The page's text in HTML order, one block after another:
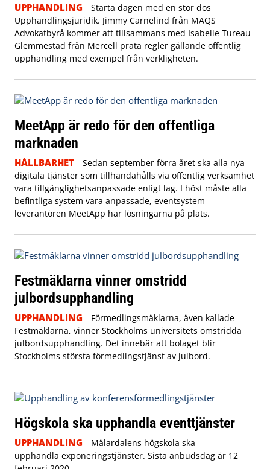
UPPHANDLING
Starta dagen med en stor dos
Upphandlingsjuridik. Jimmy Carnelind från MAQS
Advokatbyrå kommer att tillsammans med Isabelle Tureau
Glemmestad från Mercell prata regler gällande offentlig
upphandling med exempel från verkligheten.
MeetApp är redo för den offentliga
marknaden
HÅLLBARHET
Sedan september förra året ska alla nya
digitala tjänster som tillhandahålls via offentlig verksamhet
vara tillgänglighetsanpassade enligt lag. I höst måste alla
befintliga system vara anpassade, eventsystem
leverantören MeetApp har lösningarna på plats.
Festmäklarna vinner omstridd
julbordsupphandling
UPPHANDLING
Förmedlingsmäklarna, även kallade
Festmäklarna, vinner Stockholms universitets omstridda
julbordsupphandling. Det innebär att bolaget blir
Stockholms största förmedlingstjänst av julbord.
Högskola ska upphandla eventtjänster
UPPHANDLING
Mälardalens högskola ska
upphandla exponeringstjänster. Sista anbudsdag är 12